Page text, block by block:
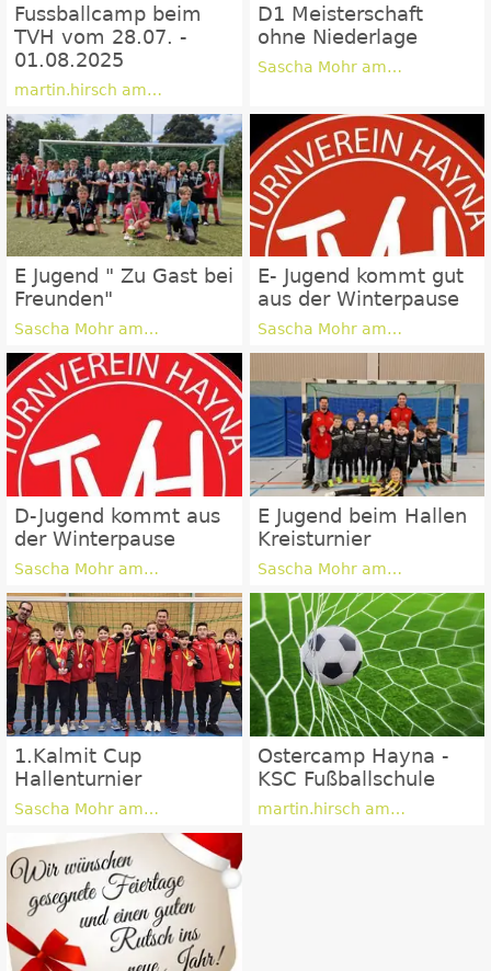
martin.hirsch am
Fussballcamp beim
TVH vom 28.07. -
01.08.2025
Sascha Mohr am
D1 Meisterschaft
ohne Niederlage
Sascha Mohr am
E Jugend " Zu Gast bei
Freunden"
Sascha Mohr am
E- Jugend kommt gut
aus der Winterpause
Sascha Mohr am
D-Jugend kommt aus
der Winterpause
Sascha Mohr am
E Jugend beim Hallen
Kreisturnier
Sascha Mohr am
1.Kalmit Cup
Hallenturnier
martin.hirsch am
Ostercamp Hayna -
KSC Fußballschule